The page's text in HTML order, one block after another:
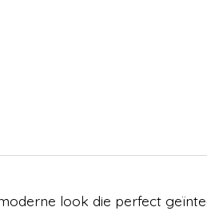
look die perfect